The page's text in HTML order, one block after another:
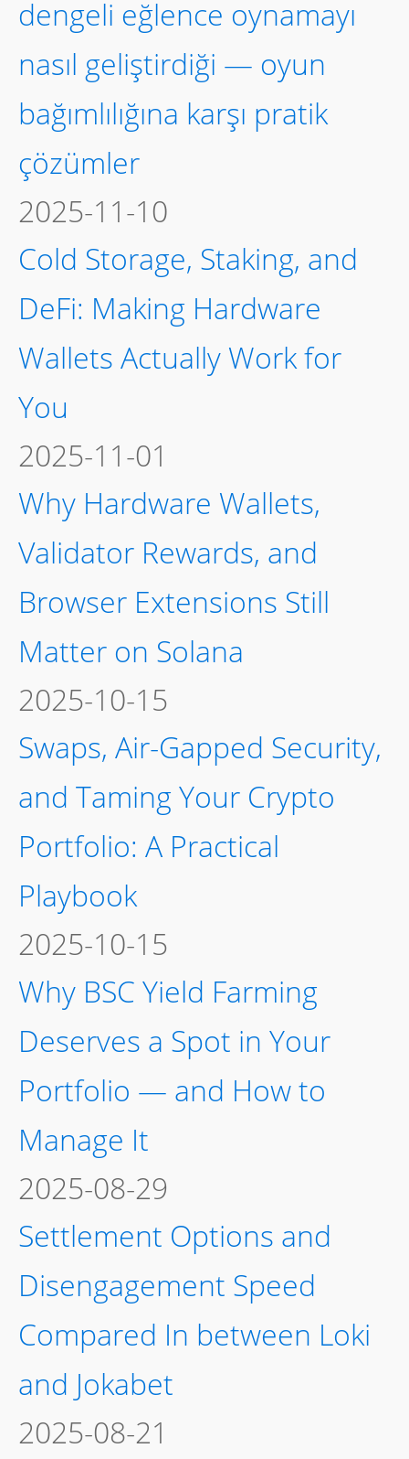
dengeli eğlence oynamayı
nasıl geliştirdiği — oyun
bağımlılığına karşı pratik
çözümler
2025-11-10
Cold Storage, Staking, and
DeFi: Making Hardware
Wallets Actually Work for
You
2025-11-01
Why Hardware Wallets,
Validator Rewards, and
Browser Extensions Still
Matter on Solana
2025-10-15
Swaps, Air-Gapped Security,
and Taming Your Crypto
Portfolio: A Practical
Playbook
2025-10-15
Why BSC Yield Farming
Deserves a Spot in Your
Portfolio — and How to
Manage It
2025-08-29
Settlement Options and
Disengagement Speed
Compared In between Loki
and Jokabet
2025-08-21